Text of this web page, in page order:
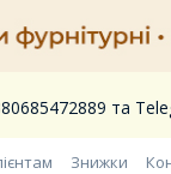
та
Знижки